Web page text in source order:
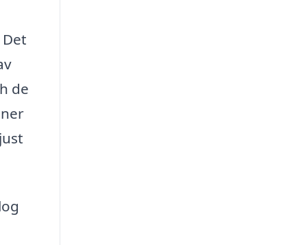
de